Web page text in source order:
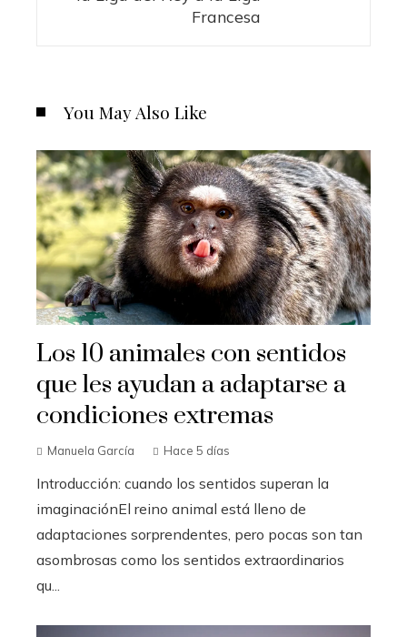
Francesa
You May Also Like
Los 10 animales con sentidos
que les ayudan a adaptarse a
condiciones extremas
Manuela García Hace 5 días
Introducción: cuando los sentidos superan la
imaginaciónEl reino animal está lleno de
adaptaciones sorprendentes, pero pocas son tan
asombrosas como los sentidos extraordinarios
qu...